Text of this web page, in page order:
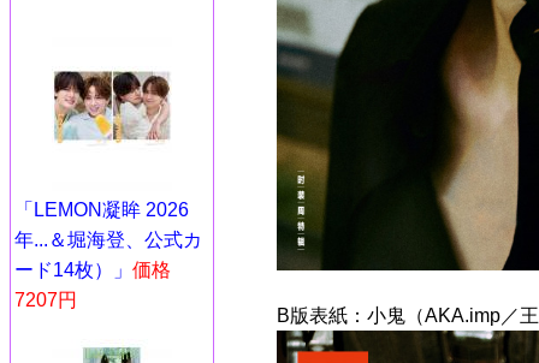
「LEMON凝眸 2026
年...＆堀海登、公式カ
ード14枚）」 価格
7207円
B版表紙：小鬼（AKA.imp／